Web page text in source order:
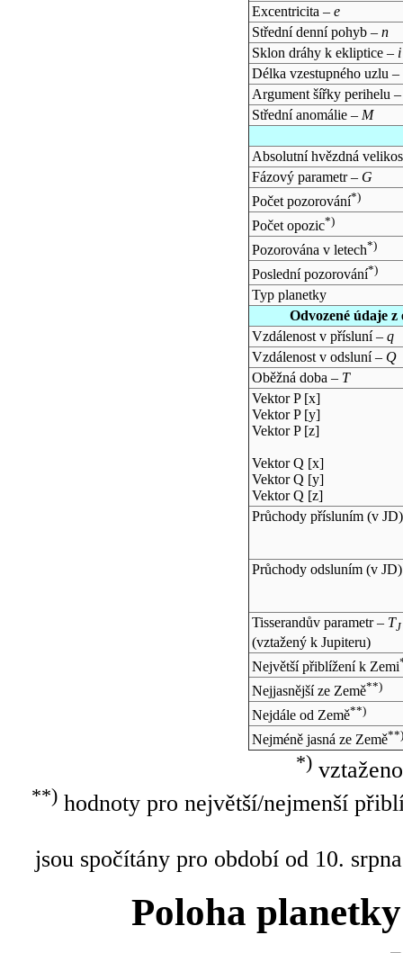
Excentricita – e
Střední denní pohyb – n
Sklon dráhy k ekliptice – i
Délka vzestupného uzlu –
Argument šířky perihelu
Střední anomálie – M
Absolutní hvězdná
Fázový parametr – G
Počet pozorování*)
Počet opozic*)
Pozorována v letech*)
Poslední pozorování*)
Typ planetky
Odvozené údaje
Vzdálenost v přísluní – q
Vzdálenost v odsluní – Q
Oběžná doba – T
Vektor P [x]
Vektor P [y]
Vektor P [z]
Vektor Q [x]
Vektor Q [y]
Vektor Q [z]
Průchody přísluním (v JD)
Průchody odsluním (v JD)
Tisserandův parametr – TJ
(vztažený k Jupiteru)
Největší přiblížení k Zemi
Nejjasnější ze Země**)
Nejdále od Země**)
Nejméně jasná ze Země**)
*)
**)hodnoty pro největší/nejmenší
jsou spočítány pro období od 10.
Poloha